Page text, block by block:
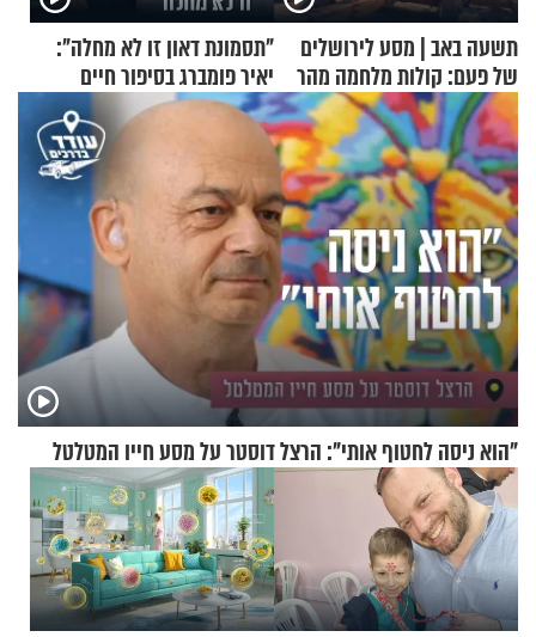
תשעה באב | מסע לירושלים
של פעם: קולות מלחמה מהר
הזיתים
"תסמונת דאון זו לא מחלה":
יאיר פומברג בסיפור חיים
מעורר השראה
"הוא ניסה לחטוף אותי": הרצל דוסטר על מסע חייו המטלטל